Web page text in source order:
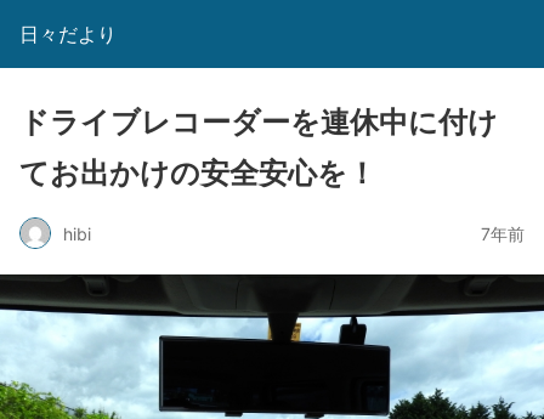
日々だより
ドライブレコーダーを連休中に付け
てお出かけの安全安心を！
hibi 7年前